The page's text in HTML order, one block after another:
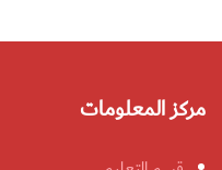
مركز المعلومات